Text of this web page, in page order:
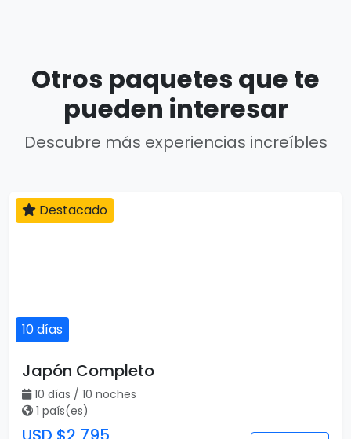
Otros paquetes que te
pueden interesar
Descubre más experiencias increíbles
10 días
Destacado
Japón Completo
10 días / 10 noches
1 país(es)